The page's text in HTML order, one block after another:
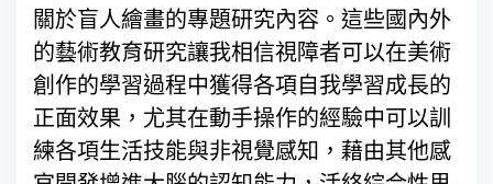
關於盲人繪畫的專題研究內容。這些國內外
的藝術教育研究讓我相信視障者可以在美術
創作的學習過程中獲得各項自我學習成長的
正面效果，尤其在動手操作的經驗中可以訓
練各項生活技能與非視覺感知，藉由其他感